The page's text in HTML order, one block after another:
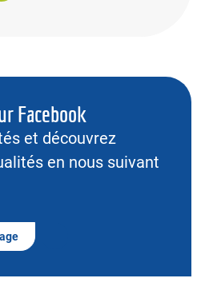
Facebook
et découvrez
en nous suivant